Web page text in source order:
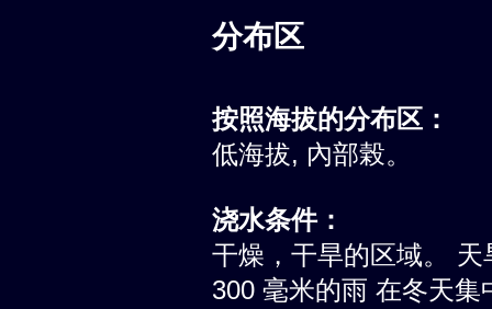
分布区
按照海拔的分布区：
低海拔, 內部榖。
浇水条件：
干燥，干旱的区域。
300 毫米的雨 在冬天集